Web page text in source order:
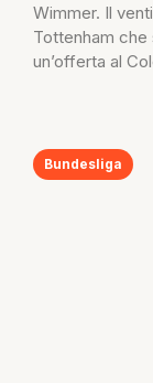
Wimmer. Il
Tottenham
un’offerta al
Bundesliga